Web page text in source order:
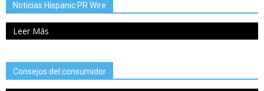
Noticias Hispanic PR Wire
Leer Más
Consejos del consumidor